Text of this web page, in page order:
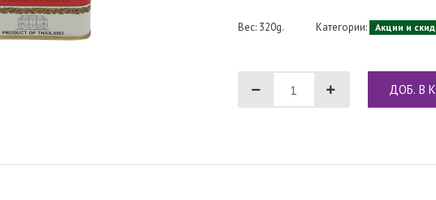
Вес: 320g. Категории: Акции и
ДОБ. В